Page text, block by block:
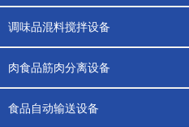
调味品混料搅拌设备
肉食品筋肉分离设备
食品自动输送设备